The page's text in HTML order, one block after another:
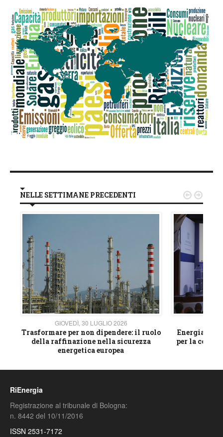
NELLE SETTIMANE PRECEDENTI
GIOVEDÌ, 30 LUGLIO 2026
Trasformare per non dipendere: il ruolo
della raffinazione nella sicurezza
energetica europea
Energia e
per la
 
RiEnergia
Registrazione al tribunale di Bologna:
n. 8442 del 10/11/2016
ISSN 2531-7172